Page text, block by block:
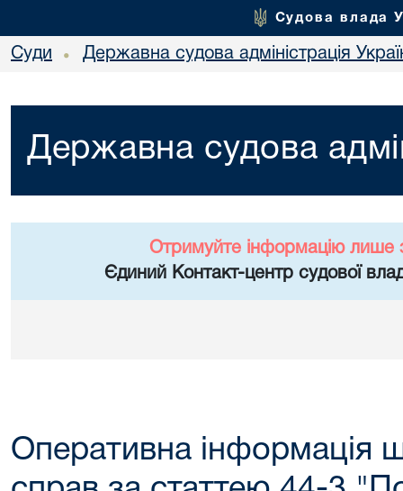
Судова влада
Суди • Державна судова адміністрація
Державна судова
Отримуйте інформацію лише
Єдиний Контакт-центр судової
Оперативна інформація